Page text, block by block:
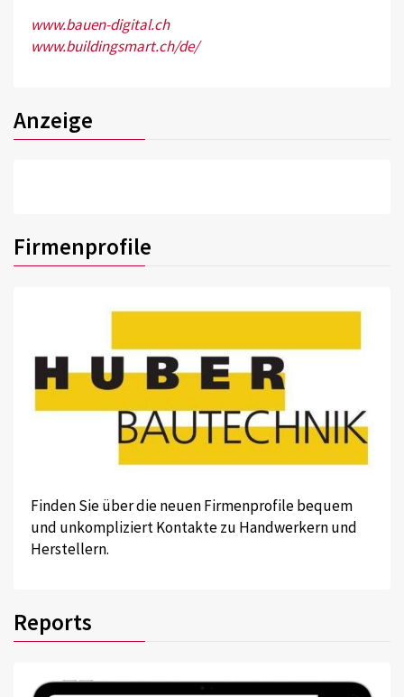
www.bauen-digital.ch
www.buildingsmart.ch/de/
Anzeige
Firmenprofile
Finden Sie über die neuen Firmenprofile bequem
und unkompliziert Kontakte zu Handwerkern und
Herstellern.
Reports